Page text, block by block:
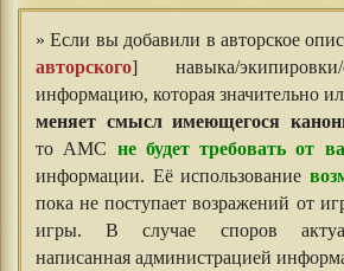
» Если вы добавили в авторское
авторского] навыка/
информацию, которая значительно
меняет смысл имеющегося
то АМС не будет требовать от
информации. Её использование
пока не поступает возражений от
игры. В случае споров
написанная администрацией